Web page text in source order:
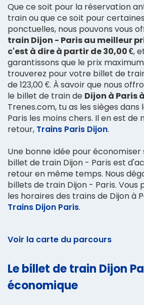
Que ce soit pour la réservation
train ou que ce soit pour
ponctuelles, nous pouvons vous
train Dijon - Paris au meilleur
c'est à dire à partir de 30,00 €,
garantissons que le prix
trouverez pour votre billet de
de 123,00 €. À savoir que nous
le billet de train de Dijon à Paris
Trenes.com, tu as les sièges dans
Paris les moins chers. Il en est de
retour, Trains Paris Dijon.
Une bonne idée pour
billet de train Dijon - Paris est
retour en même temps. Nous
billets de train Dijon - Paris. Vous
les horaires des trains de Dijon à
Trains Dijon Paris.
Voir la carte du parcours
Le billet de train Dijon
économique